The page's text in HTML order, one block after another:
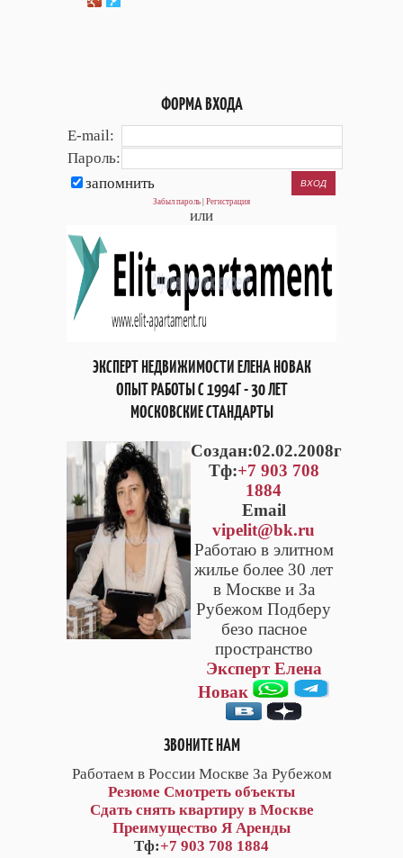
ФОРМА ВХОДА
E-mail:
Пароль:
запомнить
Забыл пароль Регистрация
или
ЭКСПЕРТ НЕДВИЖИМОСТИ ЕЛЕНА НОВАК
ОПЫТ РАБОТЫ С 1994Г - 30 ЛЕТ
МОСКОВСКИЕ СТАНДАРТЫ
Cоздан:02.02.2008г
Тф:+7 903 708
1884
Email
vipelit@bk.ru
Работаю в элитном
жилье более 30 лет
в Москве и За
Рубежом Подберу
безо пасное
пространство
Эксперт Елена
Новак
ЗВОНИТЕ НАМ
Работаем в России Москве За Рубежом
Резюме Смотреть объекты
Сдать снять квартиру в Москве
Преимущество Я Аренды
Тф:+7 903 708 1884